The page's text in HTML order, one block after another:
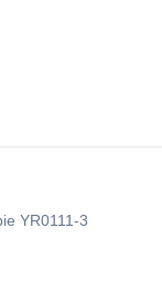
YR0111-3